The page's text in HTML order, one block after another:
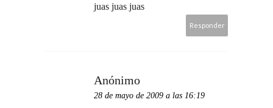
juas juas juas
Responder
Anónimo
28 de mayo de 2009 a las 16:19